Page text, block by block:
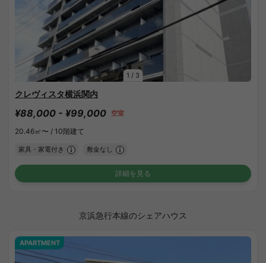
1 / 3
クレヴィスタ横浜関内
¥88,000 - ¥99,000 空室
20.46㎡〜 / 10階建て
家具・家電付き 敷金なし
詳細を見る
京浜急行本線のシェアハウス
APARTMENT